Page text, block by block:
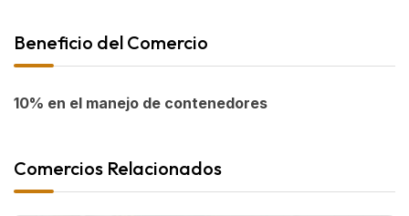
Beneficio del Comercio
10% en el manejo de contenedores
Comercios Relacionados